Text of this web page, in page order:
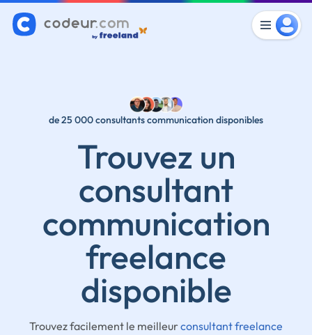
de 25 000 consultants communication disponibles
Trouvez un
consultant
communication
freelance
disponible
Trouvez facilement le meilleurconsultant freelance